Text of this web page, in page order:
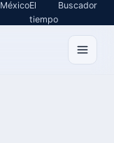
MéxicoEl
tiempo
Buscador